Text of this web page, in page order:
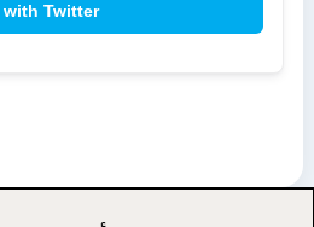
Sign In with Twitter